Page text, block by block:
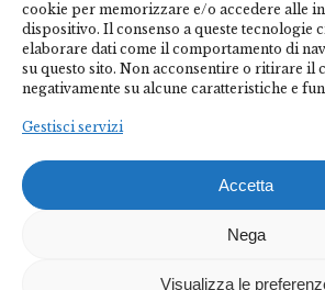
cookie per memorizzare e/o accedere alle
dispositivo. Il consenso a queste tecnologie
elaborare dati come il comportamento di
su questo sito. Non acconsentire o ritirare il
negativamente su alcune caratteristiche e
Gestisci servizi
Accetta
Nega
Visualizza le